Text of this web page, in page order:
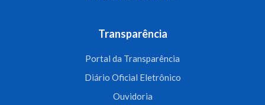
Transparência
Portal da Transparência
Diário Oficial Eletrônico
Ouvidoria